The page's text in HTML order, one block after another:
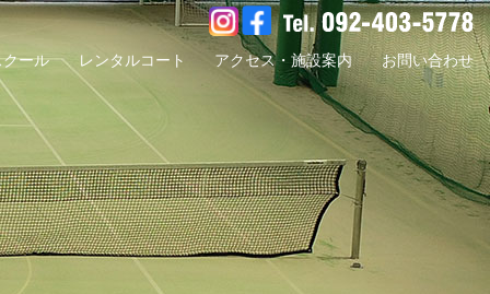
クール レンタルコート アクセス・施設案内 お問い合わせ